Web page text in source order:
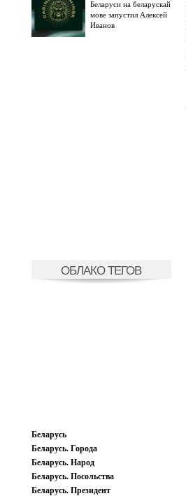
Беларуси на беларускай
мове запустил Алексей
Иванов
ОБЛАКО ТЕГОВ
Беларусь
Беларусь. Города
Беларусь. Народ
Беларусь. Посольства
Беларусь. Президент